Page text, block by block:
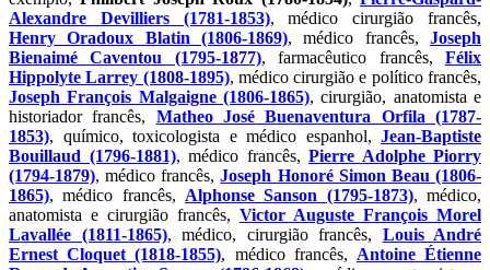
Alexandre Devilliers (1781-1853), médico cirurgião francês,
Henry Oradoux Blatin (1806-1869), médico francês, Joseph
Bienaimé Caventou (1795-1877), farmacêutico francês,Félix
Hippolyte Larrey (1808-1895), médico cirurgião e político francês,
Joseph François Malgaigne (1806-1865), cirurgião, anatomista e
historiador francês, Matheo José Buenaventura Orfila (1787-
1853), químico, toxicologista e médico espanhol, Jean-Baptiste
Bouillaud (1796-1881), médico francês, Pierre Adolphe Piorry
(1794-1879), médico francês,Joseph Honoré Simon Beau (1806-
1865), médico francês, Alphonse Sanson (1795-1873), médico,
anatomista e cirurgião francês, Victor Auguste François Morel
Lavallée (1811-1865), médico, cirurgião francês, Louis André
Ernest Cloquet (1818-1855), médico francês, Antoine Étienne